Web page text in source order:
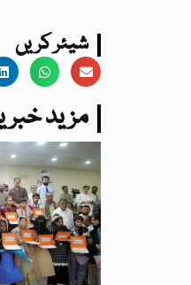
شیئر کریں
:مزید